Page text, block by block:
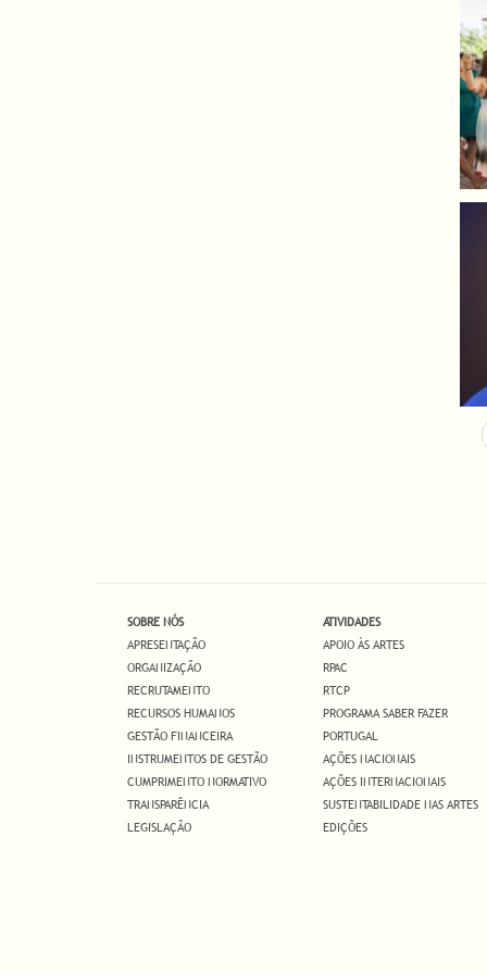
SOBRE NÓS
APRESENTAÇÃO
ORGANIZAÇÃO
RECRUTAMENTO
RECURSOS HUMANOS
GESTÃO FINANCEIRA
INSTRUMENTOS DE GESTÃO
CUMPRIMENTO NORMATIVO
TRANSPARÊNCIA
LEGISLAÇÃO
ATIVIDADES
APOIO ÀS ARTES
RPAC
RTCP
PROGRAMA SABER FAZER
PORTUGAL
AÇÕES NACIONAIS
AÇÕES INTERNACIONAIS
SUSTENTABILIDADE NAS ARTES
EDIÇÕES